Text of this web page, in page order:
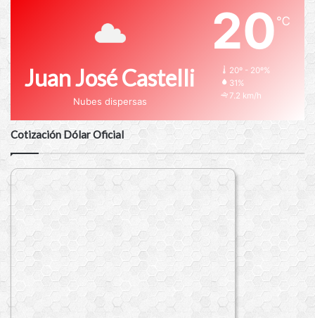
Juan José Castelli
Nubes dispersas
20℃
20º - 20º%
31%
7.2 km/h
Cotización Dólar Oficial